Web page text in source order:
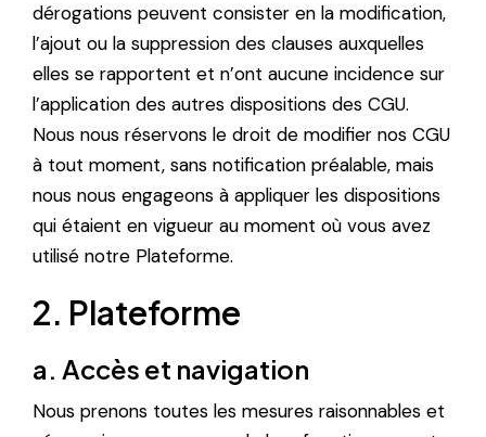
dérogations peuvent consister en la modification,
l’ajout ou la suppression des clauses auxquelles
elles se rapportent et n’ont aucune incidence sur
l’application des autres dispositions des CGU.
Nous nous réservons le droit de modifier nos CGU
à tout moment, sans notification préalable, mais
nous nous engageons à appliquer les dispositions
qui étaient en vigueur au moment où vous avez
utilisé notre Plateforme.
2. Plateforme
a. Accès et navigation
Nous prenons toutes les mesures raisonnables et